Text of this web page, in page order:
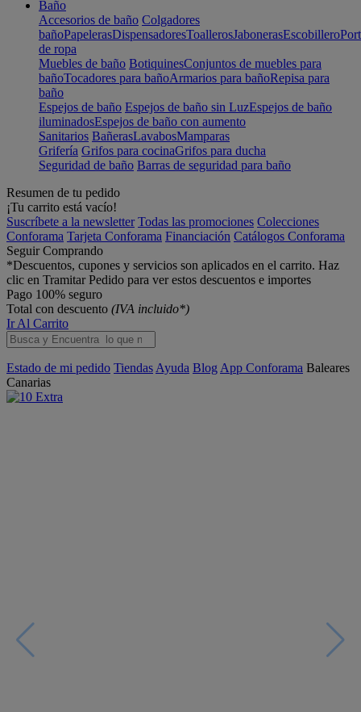
Baño
Accesorios de baño Colgadores
bañoPapelerasDispensadoresToallerosJabonerasEscobillero
de ropa
Muebles de baño BotiquinesConjuntos de muebles para
bañoTocadores para bañoArmarios para bañoRepisa para
baño
Espejos de baño Espejos de baño sin LuzEspejos de baño
iluminadosEspejos de baño con aumento
Sanitarios BañerasLavabosMamparas
Grifería Grifos para cocinaGrifos para ducha
Seguridad de baño Barras de seguridad para baño
Resumen de tu pedido
¡Tu carrito está vacío!
Suscríbete a la newsletter Todas las promociones Colecciones
Conforama Tarjeta Conforama Financiación Catálogos Conforama
Seguir Comprando
*Descuentos, cupones y servicios son aplicados en el carrito. Haz
clic en Tramitar Pedido para ver estos descuentos e importes
Pago 100% seguro
Total con descuento (IVA incluido*)
Ir Al Carrito
Estado de mi pedido Tiendas Ayuda Blog App Conforama Baleares
Canarias